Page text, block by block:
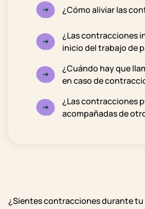
¿Cómo aliviar las
¿Las contracciones
inicio del trabajo de
¿Cuándo hay que
en caso de
¿Las contracciones
acompañadas de
¿Sientes contracciones durante tu